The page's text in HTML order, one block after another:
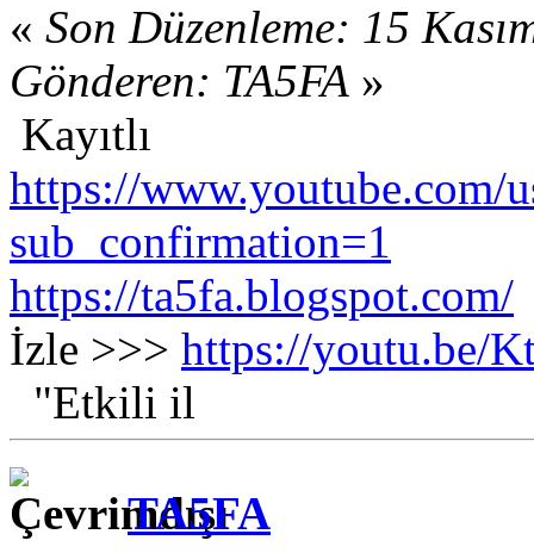
« Son Düzenleme: 15
Gönderen: TA5FA »
Kayıtlı
https://www.youtube.com/
sub_confirmation=1
https://ta5fa.blogspot.com/
İzle >>> https://youtu.be/
"Etkili il
TA5FA